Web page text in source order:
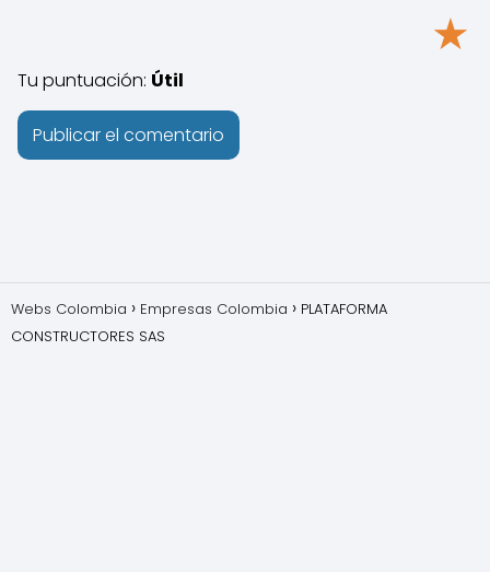
★
Tu puntuación: Útil
Webs Colombia Empresas Colombia
PLATAFORMA
CONSTRUCTORES SAS